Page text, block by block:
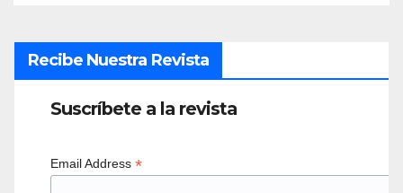
Recibe Nuestra Revista
Suscríbete a la revista
Email Address *